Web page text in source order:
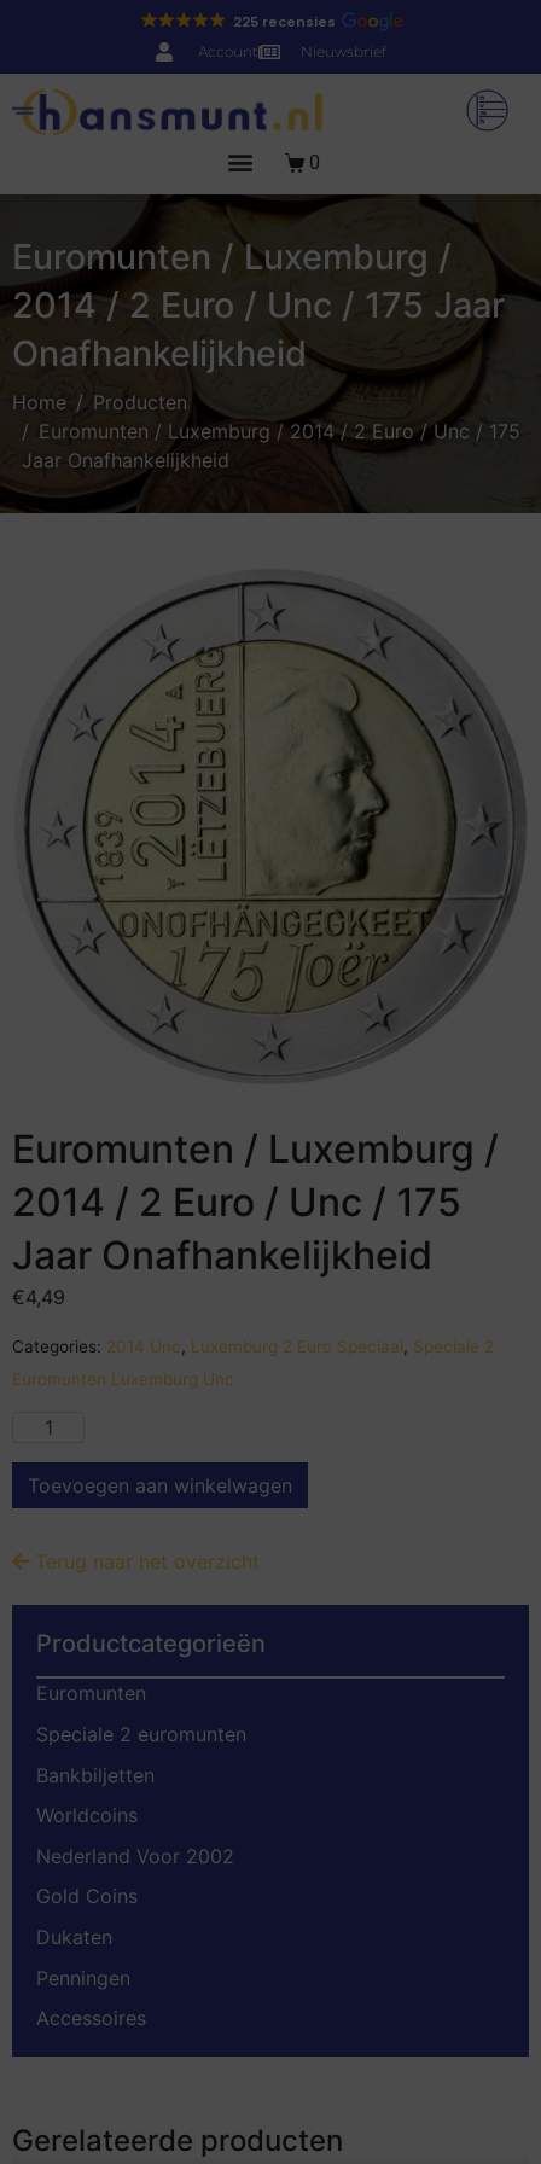
225 recensies
Account Nieuwsbrief
0
Euromunten / Luxemburg /
2014 / 2 Euro / Unc / 175 Jaar
Onafhankelijkheid
Home
Producten
Euromunten / Luxemburg / 2014 / 2 Euro / Unc / 175
Jaar Onafhankelijkheid
Euromunten / Luxemburg /
2014 / 2 Euro / Unc / 175
Jaar Onafhankelijkheid
€4,49
Categories: 2014 Unc Luxemburg 2 Euro Speciaal
Speciale 2
Euromunten Luxemburg Unc
Toevoegen aan winkelwagen
Terug naar het overzicht
Productcategorieën
Euromunten
Speciale 2 euromunten
Bankbiljetten
Worldcoins
Nederland Voor 2002
Gold Coins
Dukaten
Penningen
Accessoires
Gerelateerde producten